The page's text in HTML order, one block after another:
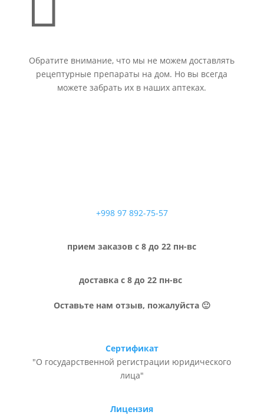
Обратите внимание, что мы не можем доставлять
рецептурные препараты на дом. Но вы всегда
можете забрать их в наших аптеках.
+998 97 892-75-57
прием заказов с 8 до 22 пн-вс
доставка с 8 до 22 пн-вс
Оставьте нам отзыв, пожалуйста 🙂
Сертификат
"О государственной регистрации юридического
лица"
Лицензия